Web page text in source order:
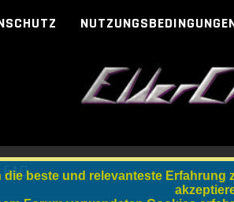
FAQbeste und relevanteste